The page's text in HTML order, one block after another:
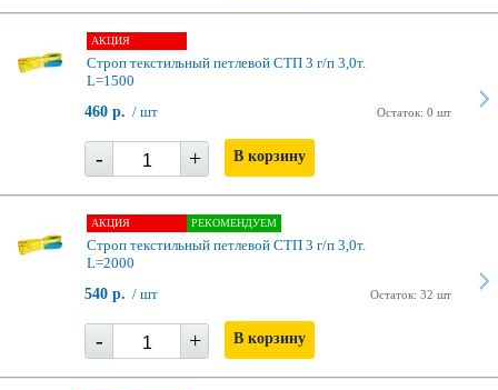
АКЦИЯ
Строп текстильный петлевой СТП 3 г/п 3,0т.
L=1500
Остаток: 0 шт
460 р. / шт
- + В корзину
АКЦИЯ РЕКОМЕНДУЕМ
Строп текстильный петлевой СТП 3 г/п 3,0т.
L=2000
Остаток: 32 шт
540 р. / шт
- + В корзину